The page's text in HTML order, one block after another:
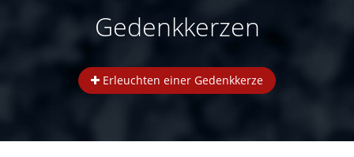
Gedenkkerzen
Erleuchten einer Gedenkkerze